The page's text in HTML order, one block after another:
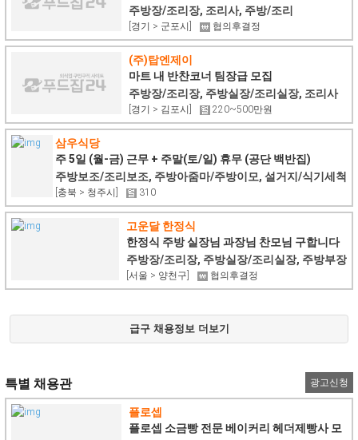
주방장/조리장, 조리사, 주방/조리
[경기 > 군포시] 협의후결정
(주)탑엔제이
마트 내 반찬코너 팀장급 모집
주방장/조리장, 주방실장/조리실장, 조리사
[경기 > 김포시] 220~500만원
삼우식당
주 5일 (월-금) 근무 + 주말(토/일) 휴무 (공단 백반집)
주방보조/조리보조, 주방아줌마/주방이모, 설거지/식기세척
[충북 > 청주시] 310
고운달 한정식
한정식 주방 실장님 과장님 찬모님 구합니다
주방장/조리장, 주방실장/조리실장, 주방부장
[서울 > 양천구] 협의후결정
급구 채용정보 더보기
특별 채용관 광고신청
플로셉
플로셉 소금빵 전문 베이커리 헤더제빵사 모